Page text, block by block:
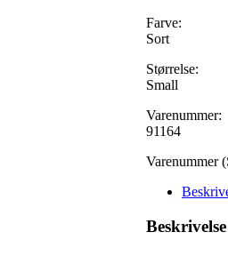
Farve:
Sort
Størrelse:
Small
Varenummer:
91164
Varenummer
Beskrivelse